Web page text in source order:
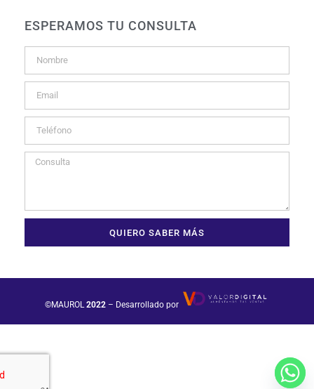
ESPERAMOS TU CONSULTA
QUIERO SABER MÁS
©MAUROL2022 – Desarrollado por